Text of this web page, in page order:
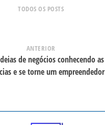
TODOS OS POSTS
ANTERIOR
de negócios conhecendo as
e se torne um empreendedor